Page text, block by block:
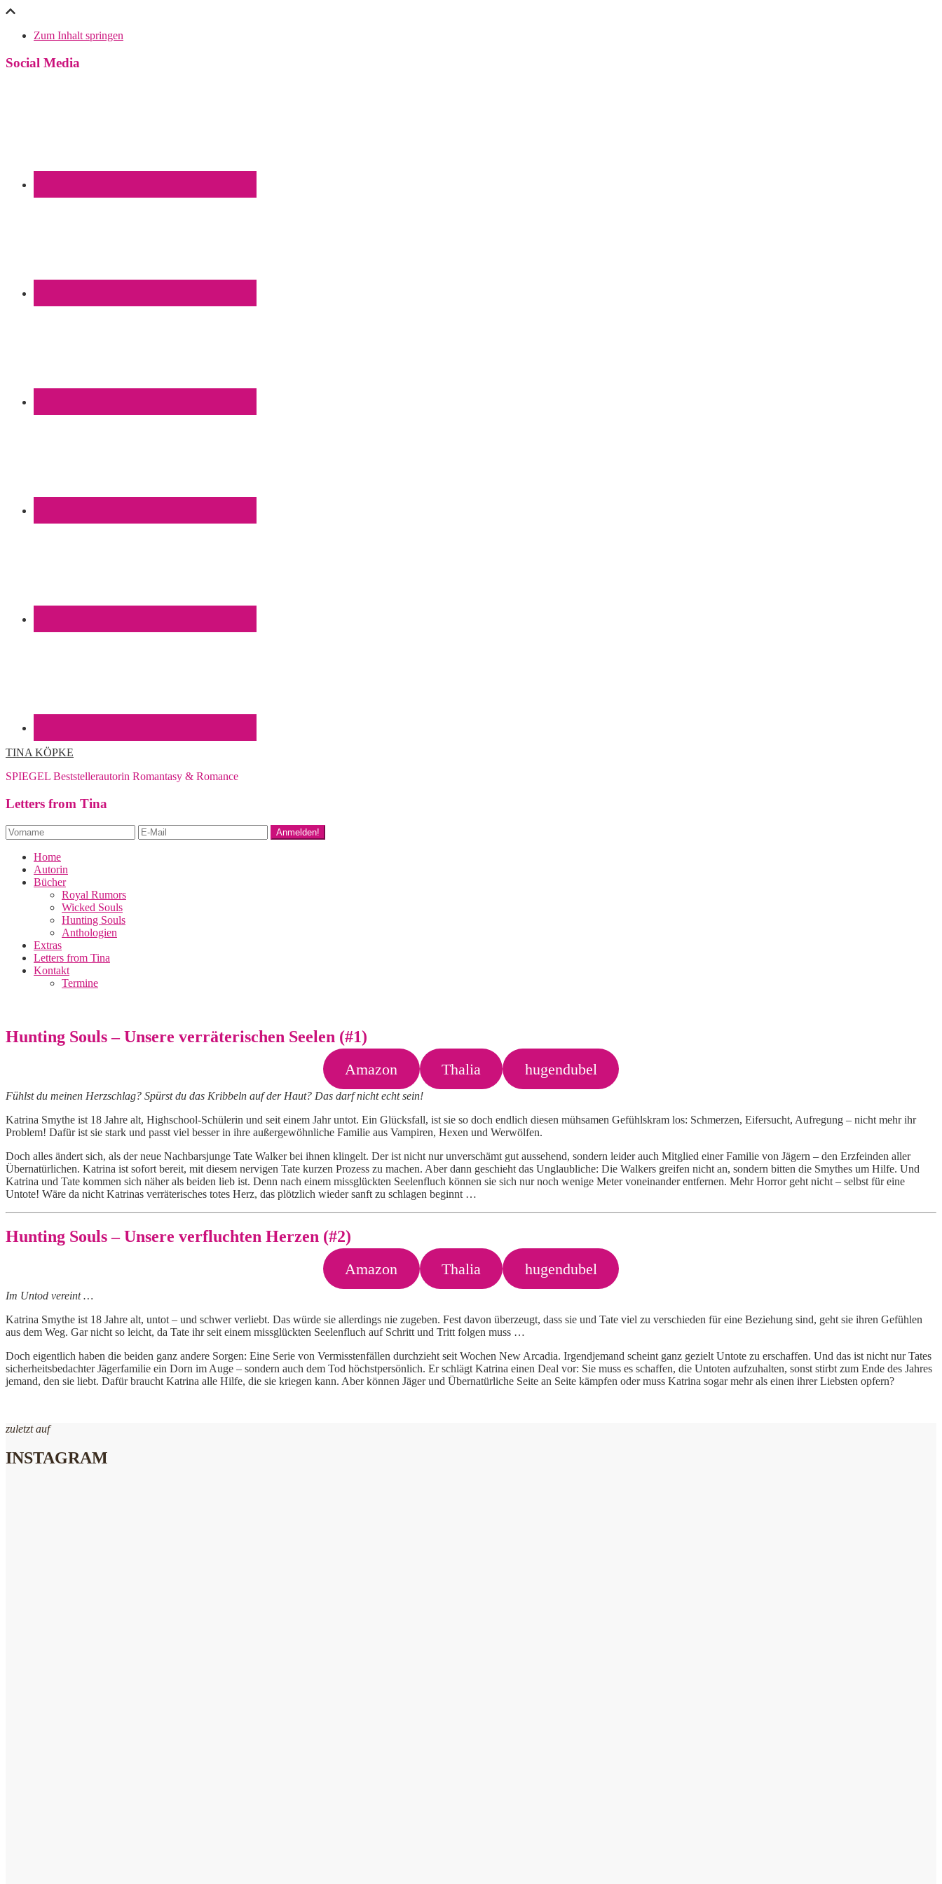
Zum Inhalt springen
Social Media
TINA KÖPKE
SPIEGEL Beststellerautorin Romantasy & Romance
Letters from Tina
Home
Autorin
Bücher
Royal Rumors
Wicked Souls
Hunting Souls
Anthologien
Extras
Letters from Tina
Kontakt
Termine
Hunting Souls – Unsere verräterischen Seelen (#1)
Amazon Thalia hugendubel
Fühlst du meinen Herzschlag? Spürst du das Kribbeln auf der Haut? Das darf nicht echt sein!
Katrina Smythe ist 18 Jahre alt, Highschool-Schülerin und seit einem Jahr untot. Ein Glücksfall, ist sie so doch endlich diesen mühsamen Gefühlskram los: Schmerzen, Eifersucht, Aufregung – nicht mehr ihr
Problem! Dafür ist sie stark und passt viel besser in ihre außergewöhnliche Familie aus Vampiren, Hexen und Werwölfen.
Doch alles ändert sich, als der neue Nachbarsjunge Tate Walker bei ihnen klingelt. Der ist nicht nur unverschämt gut aussehend, sondern leider auch Mitglied einer Familie von Jägern – den Erzfeinden aller
Übernatürlichen. Katrina ist sofort bereit, mit diesem nervigen Tate kurzen Prozess zu machen. Aber dann geschieht das Unglaubliche: Die Walkers greifen nicht an, sondern bitten die Smythes um Hilfe. Und
Katrina und Tate kommen sich näher als beiden lieb ist. Denn nach einem missglückten Seelenfluch können sie sich nur noch wenige Meter voneinander entfernen. Mehr Horror geht nicht – selbst für eine
Untote! Wäre da nicht Katrinas verräterisches totes Herz, das plötzlich wieder sanft zu schlagen beginnt …
Hunting Souls – Unsere verfluchten Herzen (#2)
Amazon Thalia hugendubel
Im Untod vereint …
Katrina Smythe ist 18 Jahre alt, untot – und schwer verliebt. Das würde sie allerdings nie zugeben. Fest davon überzeugt, dass sie und Tate viel zu verschieden für eine Beziehung sind, geht sie ihren Gefühlen
aus dem Weg. Gar nicht so leicht, da Tate ihr seit einem missglückten Seelenfluch auf Schritt und Tritt folgen muss …
Doch eigentlich haben die beiden ganz andere Sorgen: Eine Serie von Vermisstenfällen durchzieht seit Wochen New Arcadia. Irgendjemand scheint ganz gezielt Untote zu erschaffen. Und das ist nicht nur Tates
sicherheitsbedachter Jägerfamilie ein Dorn im Auge – sondern auch dem Tod höchstpersönlich. Er schlägt Katrina einen Deal vor: Sie muss es schaffen, die Untoten aufzuhalten, sonst stirbt zum Ende des Jahres
jemand, den sie liebt. Dafür braucht Katrina alle Hilfe, die sie kriegen kann. Aber können Jäger und Übernatürliche Seite an Seite kämpfen oder muss Katrina sogar mehr als einen ihrer Liebsten opfern?
zuletzt auf
INSTAGRAM